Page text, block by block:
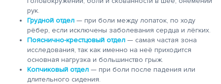
рук.
Грудной отдел — при боли между лопаток, по ходу
рёбер, если исключены заболевания сердца и лёгких.
Пояснично-крестцовый отдел — самая частая зона
исследования, так как именно на неё приходится
основная нагрузка и большинство грыж.
Копчиковый отдел — при боли после падения или
длительного сидения.